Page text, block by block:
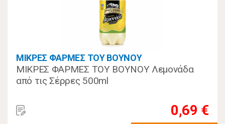
ΜΙΚΡΕΣ ΦΑΡΜΕΣ ΤΟΥ ΒΟΥΝΟΥ
ΜΙΚΡΕΣ ΦΑΡΜΕΣ ΤΟΥ ΒΟΥΝΟΥ Λεμονάδα
από τις Σέρρες 500ml
0,69 €